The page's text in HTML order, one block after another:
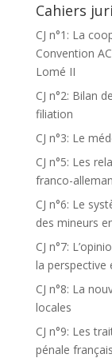
Cahiers
CJ n°1: La
Convention
Lomé II
CJ n°2: Bilan
filiation
CJ n°3: Le
CJ n°5: Les
franco-
CJ n°6: Le
des mineurs
CJ n°7:
la perspective
CJ n°8: La
locales
CJ n°9: Les
pénale